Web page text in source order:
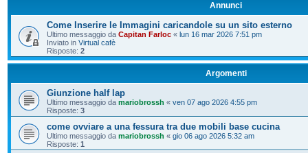
Annunci
Come Inserire le Immagini caricandole su un sito esterno
Ultimo messaggio da Capitan Farloc « lun 16 mar 2026 7:51 pm
Inviato in Virtual cafè
Risposte: 2
Argomenti
Giunzione half lap
Ultimo messaggio da mariobrossh « ven 07 ago 2026 4:55 pm
Risposte: 3
come ovviare a una fessura tra due mobili base cucina
Ultimo messaggio da mariobrossh « gio 06 ago 2026 5:32 am
Risposte: 1